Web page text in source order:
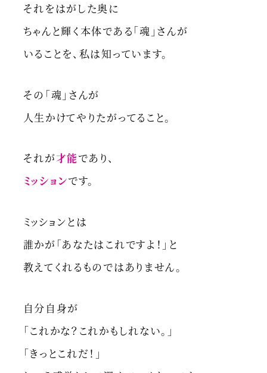
それをはがした奥に
ちゃんと輝く本体である「魂」さんが
いることを、私は知っています。
その「魂」さんが
人生かけてやりたがってること。
それが才能であり、
ミッションです。
ミッションとは
誰かが「あなたはこれですよ！」と
教えてくれるものではありません。
自分自身が
「これかな？これかもしれない。」
「きっとこれだ！」